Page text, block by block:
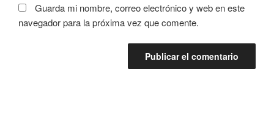
Guarda mi nombre, correo electrónico y web en este
navegador para la próxima vez que comente.